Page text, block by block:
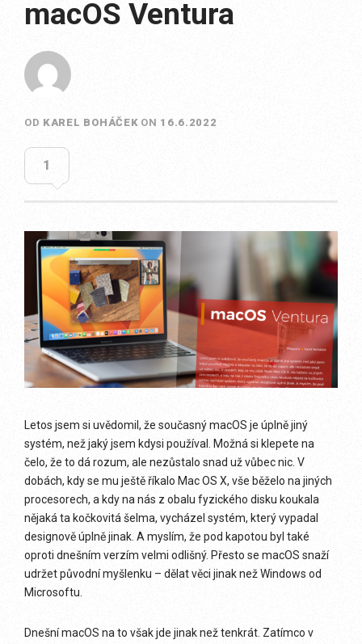
macOS Ventura
OD KAREL BOHÁČEK ON 16.6.2022
1
Letos jsem si uvědomil, že současný macOS je úplně jiný
systém, než jaký jsem kdysi používal. Možná si klepete na
čelo, že to dá rozum, ale nezůstalo snad už vůbec nic. V
dobách, kdy se mu ještě říkalo Mac OS X, vše běželo na jiných
procesorech, a kdy na nás z obalu fyzického disku koukala
nějaká ta kočkovitá šelma, vycházel systém, který vypadal
designově úplně jinak. A myslím, že pod kapotou byl také
oproti dnešním verzím velmi odlišný. Přesto se macOS snaží
udržet původní myšlenku – dělat věci jinak než Windows od
Microsoftu.
Dnešní macOS na to však jde jinak než tenkrát. Zatímco v